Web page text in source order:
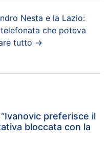
Nesta e la Lazio:
che poteva
tutto →
preferisce il
bloccata con la